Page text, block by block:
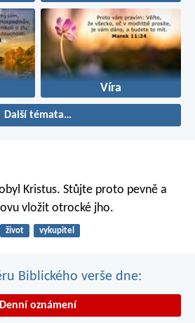
Víra
Další témata…
Kristus. Stůjte proto pevně a
vložit otrocké jho.
život vykupitel
Biblického verše dne:
Denní oznámení